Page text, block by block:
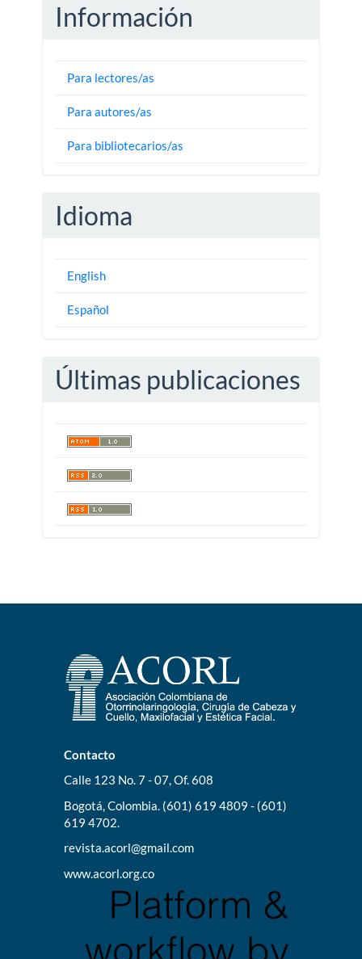
Información
Para lectores/as
Para autores/as
Para bibliotecarios/as
Idioma
English
Español
Últimas publicaciones
Contacto
Calle 123 No. 7 - 07, Of. 608
Bogotá, Colombia. (601) 619 4809 - (601)
619 4702.
revista.acorl@gmail.com
www.acorl.org.co